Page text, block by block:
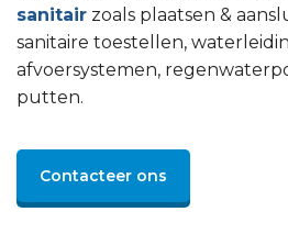
sanitair zoals plaatsen &
sanitaire toestellen,
afvoersystemen,
putten.
Contacteer ons